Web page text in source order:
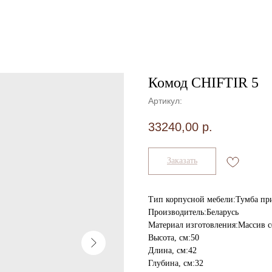
Комод CHIFTIR 5
Артикул:
33240,00 р.
Заказать
Тип корпусной мебели:Тумба
Производитель:Беларусь
Материал изготовления:Массив
Высота, см:50
Длина, см:42
Глубина, см:32